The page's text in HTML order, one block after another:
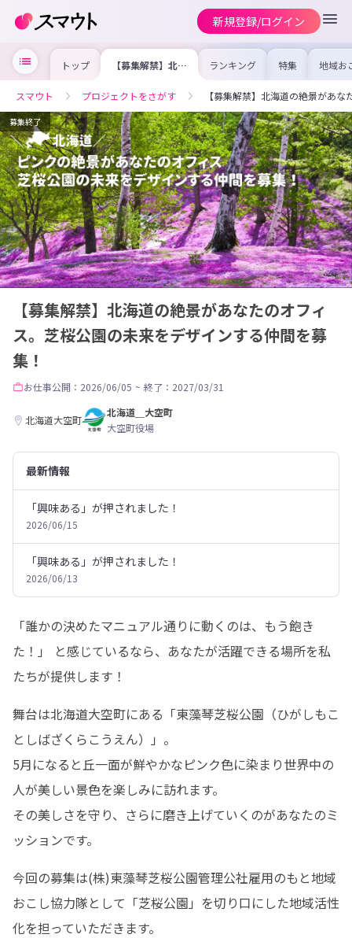
新規登録/ログイン
トップ 【募集解禁】北海
道の絶景があなた
公園の未来をデザ
インする仲間を募
集！
ランキング 特集 地域お
の求
を集め
事内容
を比較
合った
けよう
スマウト プロジェクトをさがす 【募集解禁】北海道の絶景があ
募集終了
【募集解禁】北海道の絶景があなたのオフィ
ス。芝桜公園の未来をデザインする仲間を募
集！
お仕事公開：2026/06/05 ~ 終了：2027/03/31
北海道大空町
北海道＿大空町
大空町役場
最新情報
「興味ある」が押されました！
2026/06/15
「興味ある」が押されました！
2026/06/13
「誰かの決めたマニュアル通りに動くのは、もう飽き
た！」 と感じているなら、あなたが活躍できる場所を私
たちが提供します！
舞台は北海道大空町にある「東藻琴芝桜公園（ひがしもこ
としばざくらこうえん）」。
5月になると丘一面が鮮やかなピンク色に染まり世界中の
人が美しい景色を楽しみに訪れます。
その美しさを守り、さらに磨き上げていくのがあなたのミ
ッションです。
今回の募集は(株)東藻琴芝桜公園管理公社雇用のもと地域
おこし協力隊として「芝桜公園」を切り口にした地域活性
化を担っていただきます。